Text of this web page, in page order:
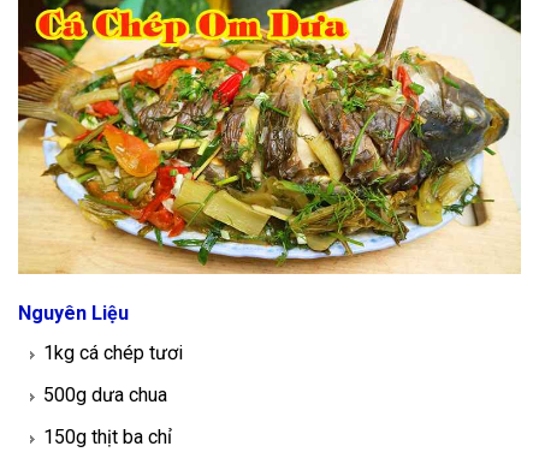
Nguyên Liệu
1kg cá chép tươi
500g dưa chua
150g thịt ba chỉ